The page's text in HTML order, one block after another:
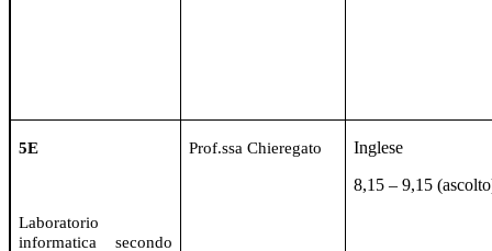
5E
Laboratorio
informatica secondo
Prof.ssa Chieregato
Inglese
8,15 – 9,15